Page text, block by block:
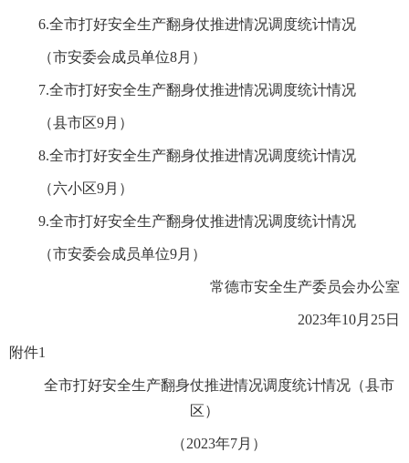
6.全市打好安全生产翻身仗推进情况调度统计情况
（市安委会成员单位8月）
7.全市打好安全生产翻身仗推进情况调度统计情况
（县市区9月）
8.全市打好安全生产翻身仗推进情况调度统计情况
（六小区9月）
9.全市打好安全生产翻身仗推进情况调度统计情况
（市安委会成员单位9月）
常德市安全生产委员会办公室
2023年10月25日
附件1
全市打好安全生产翻身仗推进情况调度统计情况（县市
区）
（2023年7月）